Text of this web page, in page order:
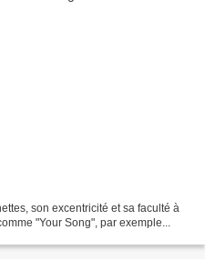
son excentricité et sa faculté à
"Your Song", par exemple...